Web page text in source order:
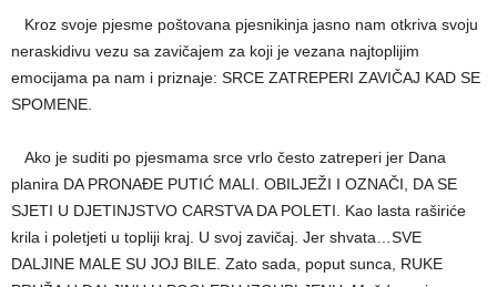
Kroz svoje pjesme poštovana pjesnikinja jasno nam otkriva svoju
neraskidivu vezu sa zavičajem za koji je vezana najtoplijim
emocijama pa nam i priznaje: SRCE ZATREPERI ZAVIČAJ KAD SE
SPOMENE.
Ako je suditi po pjesmama srce vrlo često zatreperi jer Dana
planira DA PRONAĐE PUTIĆ MALI. OBILJEŽI I OZNAČI, DA SE
SJETI U DJETINJSTVO CARSTVA DA POLETI. Kao lasta raširiće
krila i poletjeti u topliji kraj. U svoj zavičaj. Jer shvata…SVE
DALJINE MALE SU JOJ BILE. Zato sada, poput sunca, RUKE